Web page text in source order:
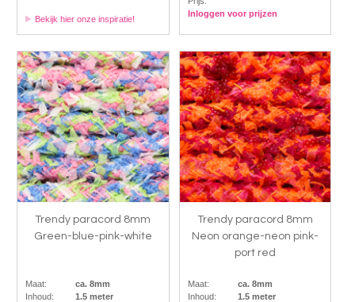
Bekijk hier onze inspiratie!
Inloggen voor prijzen
Trendy paracord 8mm
Green-blue-pink-white
Maat:
ca. 8mm
Inhoud:
1.5 meter
Trendy paracord 8mm
Neon orange-neon pink-
port red
Maat:
ca. 8mm
Inhoud:
1.5 meter